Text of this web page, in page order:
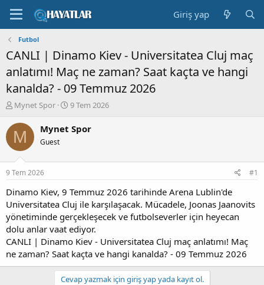
Giriş yap
Futbol
CANLI | Dinamo Kiev - Universitatea Cluj maç
anlatımı! Maç ne zaman? Saat kaçta ve hangi
kanalda? - 09 Temmuz 2026
K
n
b
u
u
b
a
l
a
t
a
n
Mynet Spor
B
ş
ç
a
r
i
h
9 Tem 2026
M Mynet Spor
Guest
9 Tem 2026 #1
Dinamo Kiev, 9 Temmuz 2026 tarihinde Arena Lublin'de
Universitatea Cluj ile karşılaşacak. Mücadele, Joonas Jaanovits
yönetiminde gerçekleşecek ve futbolseverler için heyecan
dolu anlar vaat ediyor.
CANLI | Dinamo Kiev - Universitatea Cluj maç anlatımı! Maç
ne zaman? Saat kaçta ve hangi kanalda? - 09 Temmuz 2026
Cevap yazmak için giriş yap yada kayıt ol.